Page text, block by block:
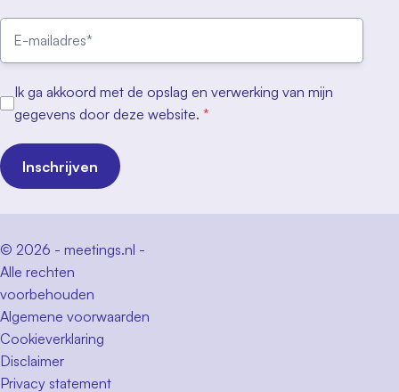
Ik ga akkoord met de opslag en verwerking van mijn
gegevens door deze website. *
Inschrijven
© 2026 - meetings.nl -
Alle rechten
voorbehouden
Algemene voorwaarden
Cookieverklaring
Disclaimer
Privacy statement